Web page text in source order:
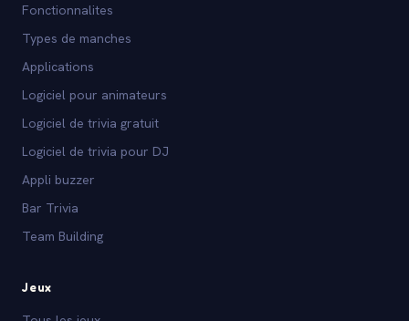
Fonctionnalites
Types de manches
Applications
Logiciel pour animateurs
Logiciel de trivia gratuit
Logiciel de trivia pour DJ
Appli buzzer
Bar Trivia
Team Building
Jeux